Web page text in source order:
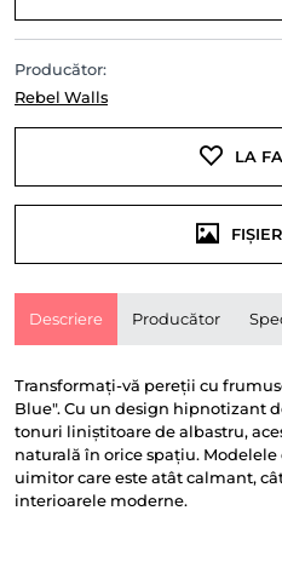
Producător:
Rebel Walls
LA
Descriere Producător
Transformați-vă pereții cu
Blue". Cu un design hipnotizant
tonuri liniștitoare de albastru,
naturală în orice spațiu.
uimitor care este atât calmant,
interioarele moderne.